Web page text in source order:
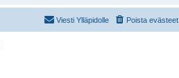
Poista evästeet
Viesti Ylläpidolle